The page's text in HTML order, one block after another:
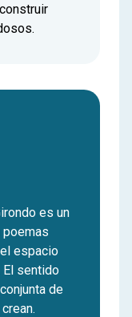
es un
poemas
espacio
El sentido
de